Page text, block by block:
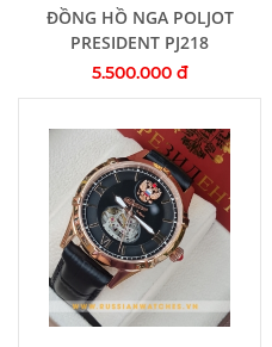
Thêm vào giỏ hàng
ĐỒNG HỒ NGA POLJOT
PRESIDENT PJ218
5.500.000 đ